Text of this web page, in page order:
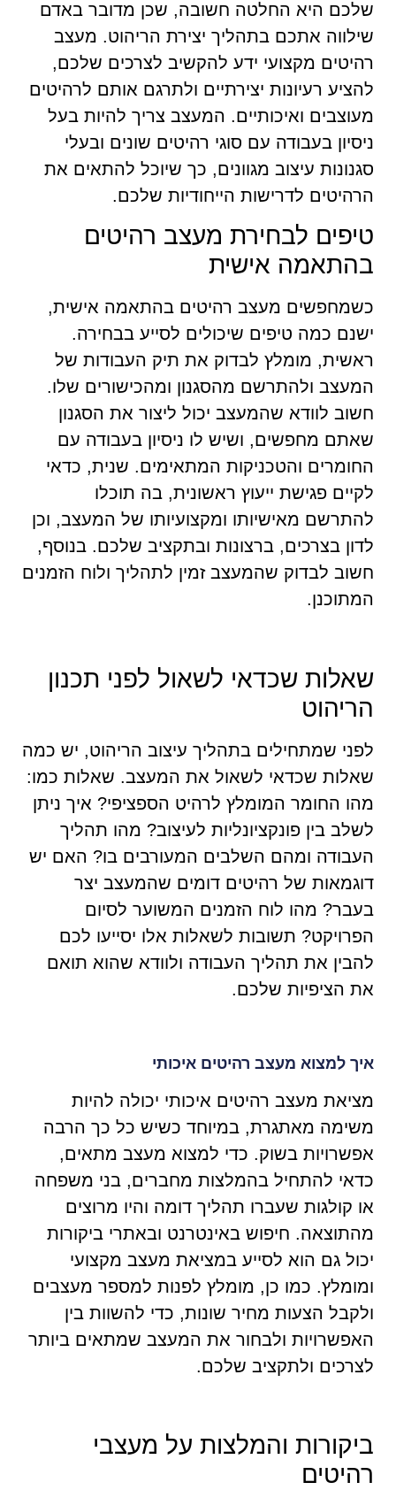
שלכם היא החלטה חשובה, שכן מדובר באדם
שילווה אתכם בתהליך יצירת הריהוט. מעצב
רהיטים מקצועי ידע להקשיב לצרכים שלכם,
להציע רעיונות יצירתיים ולתרגם אותם לרהיטים
מעוצבים ואיכותיים. המעצב צריך להיות בעל
ניסיון בעבודה עם סוגי רהיטים שונים ובעלי
סגנונות עיצוב מגוונים, כך שיוכל להתאים את
הרהיטים לדרישות הייחודיות שלכם.
טיפים לבחירת מעצב רהיטים
בהתאמה אישית
כשמחפשים מעצב רהיטים בהתאמה אישית,
ישנם כמה טיפים שיכולים לסייע בבחירה.
ראשית, מומלץ לבדוק את תיק העבודות של
המעצב ולהתרשם מהסגנון ומהכישורים שלו.
חשוב לוודא שהמעצב יכול ליצור את הסגנון
שאתם מחפשים, ושיש לו ניסיון בעבודה עם
החומרים והטכניקות המתאימים. שנית, כדאי
לקיים פגישת ייעוץ ראשונית, בה תוכלו
להתרשם מאישיותו ומקצועיותו של המעצב, וכן
לדון בצרכים, ברצונות ובתקציב שלכם. בנוסף,
חשוב לבדוק שהמעצב זמין לתהליך ולוח הזמנים
המתוכנן.
שאלות שכדאי לשאול לפני תכנון
הריהוט
לפני שמתחילים בתהליך עיצוב הריהוט, יש כמה
שאלות שכדאי לשאול את המעצב. שאלות כמו:
מהו החומר המומלץ לרהיט הספציפי? איך ניתן
לשלב בין פונקציונליות לעיצוב? מהו תהליך
העבודה ומהם השלבים המעורבים בו? האם יש
דוגמאות של רהיטים דומים שהמעצב יצר
בעבר? מהו לוח הזמנים המשוער לסיום
הפרויקט? תשובות לשאלות אלו יסייעו לכם
להבין את תהליך העבודה ולוודא שהוא תואם
את הציפיות שלכם.
איך למצוא מעצב רהיטים איכותי
מציאת מעצב רהיטים איכותי יכולה להיות
משימה מאתגרת, במיוחד כשיש כל כך הרבה
אפשרויות בשוק. כדי למצוא מעצב מתאים,
כדאי להתחיל בהמלצות מחברים, בני משפחה
או קולגות שעברו תהליך דומה והיו מרוצים
מהתוצאה. חיפוש באינטרנט ובאתרי ביקורות
יכול גם הוא לסייע במציאת מעצב מקצועי
ומומלץ. כמו כן, מומלץ לפנות למספר מעצבים
ולקבל הצעות מחיר שונות, כדי להשוות בין
האפשרויות ולבחור את המעצב שמתאים ביותר
לצרכים ולתקציב שלכם.
ביקורות והמלצות על מעצבי
רהיטים